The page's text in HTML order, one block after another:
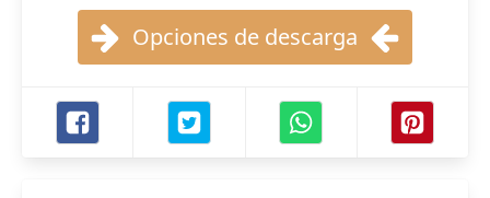
Opciones de descarga